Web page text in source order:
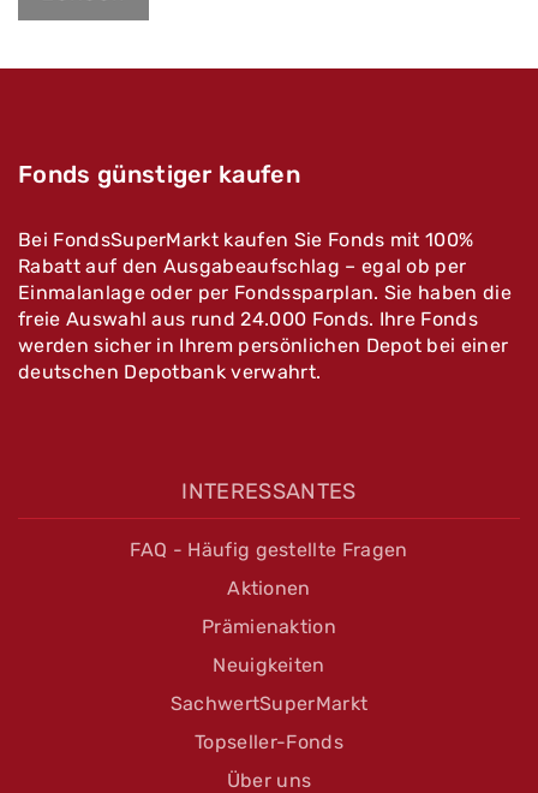
Fonds günstiger kaufen
Bei FondsSuperMarkt kaufen Sie Fonds mit 100%
Rabatt auf den Ausgabeaufschlag – egal ob per
Einmalanlage oder per Fondssparplan. Sie haben die
freie Auswahl aus rund 24.000 Fonds. Ihre Fonds
werden sicher in Ihrem persönlichen Depot bei einer
deutschen Depotbank verwahrt.
INTERESSANTES
FAQ - Häufig gestellte Fragen
Aktionen
Prämienaktion
Neuigkeiten
SachwertSuperMarkt
Topseller-Fonds
Über uns